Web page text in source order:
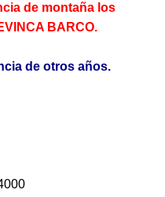
de montaña los
BARCO.
de otros años.